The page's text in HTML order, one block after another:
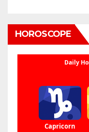
HOROSCOPE